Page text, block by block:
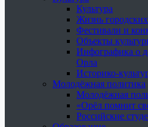
Культура
Жизнь
Фестивали и
Объекты
Инфографика о
Орла
Историко-
Молодёжная политика
Молодёжная
«Орёл помнит
Российские